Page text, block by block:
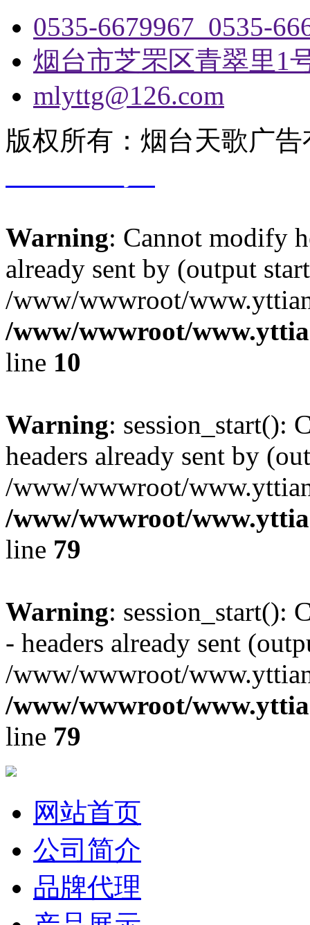
0535-6679967 0535-
烟台市芝罘区青翠里1
mlyttg@126.com
版权所有：烟台天歌广
Warning: Cannot modify
already sent by (output
/www/wwwroot/
/www/wwwroot/
line 10
Warning: session_start():
headers already sent by
/www/wwwroot/
/www/wwwroot/
line 79
Warning: session_start():
- headers already sent
/www/wwwroot/
/www/wwwroot/
line 79
网站首页
公司简介
品牌代理